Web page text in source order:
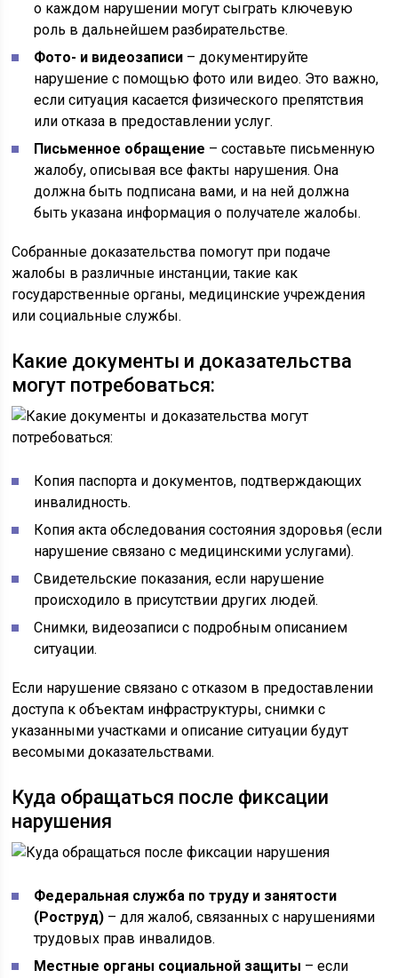
о каждом нарушении могут сыграть ключевую
роль в дальнейшем разбирательстве.
Фото- и видеозаписи – документируйте
нарушение с помощью фото или видео. Это важно,
если ситуация касается физического препятствия
или отказа в предоставлении услуг.
Письменное обращение – составьте письменную
жалобу, описывая все факты нарушения. Она
должна быть подписана вами, и на ней должна
быть указана информация о получателе жалобы.
Собранные доказательства помогут при подаче
жалобы в различные инстанции, такие как
государственные органы, медицинские учреждения
или социальные службы.
Какие документы и доказательства
могут потребоваться:
Копия паспорта и документов, подтверждающих
инвалидность.
Копия акта обследования состояния здоровья (если
нарушение связано с медицинскими услугами).
Свидетельские показания, если нарушение
происходило в присутствии других людей.
Снимки, видеозаписи с подробным описанием
ситуации.
Если нарушение связано с отказом в предоставлении
доступа к объектам инфраструктуры, снимки с
указанными участками и описание ситуации будут
весомыми доказательствами.
Куда обращаться после фиксации
нарушения
Федеральная служба по труду и занятости
(Роструд) – для жалоб, связанных с нарушениями
трудовых прав инвалидов.
Местные органы социальной защиты – если